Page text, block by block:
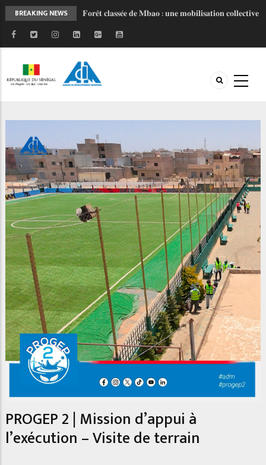
BREAKING NEWS
𝐅𝐨𝐫𝐞̂𝐭 𝐜𝐥𝐚𝐬𝐬𝐞́𝐞 𝐝𝐞 𝐌𝐛𝐚𝐨 : 𝐮𝐧𝐞 𝐦𝐨𝐛𝐢𝐥𝐢𝐬𝐚𝐭𝐢𝐨𝐧 𝐜𝐨𝐥𝐥𝐞𝐜𝐭𝐢𝐯𝐞
𝐩𝐨𝐮𝐫 𝐮𝐧 𝐚𝐯𝐞𝐧𝐢𝐫 𝐩𝐥𝐮𝐬 𝐫𝐞́𝐬𝐢𝐥𝐢𝐞𝐧𝐭
𝐋𝐚𝐧𝐜𝐞𝐦𝐞𝐧𝐭 𝐝𝐞 𝐥’𝐎𝐁𝐅𝐈𝐋𝐎𝐂 : 𝐔𝐧 𝐧𝐨𝐮𝐯𝐞𝐥 𝐨𝐮𝐭𝐢𝐥 𝐩𝐨𝐮𝐫
𝐏𝐑𝐎𝐆𝐄𝐏 𝟐 - 𝐅𝐚𝐜𝐞 𝐚̀ 𝐥'𝐡𝐢𝐯𝐞𝐫𝐧𝐚𝐠𝐞, 𝐥𝐚 𝐦𝐨𝐛𝐢𝐥𝐢𝐬𝐚𝐭𝐢𝐨𝐧
𝐜𝐨𝐧𝐭𝐢𝐧𝐮𝐞
𝐉𝐎𝐉 𝐃𝐚𝐤𝐚𝐫 𝟐𝟎𝟐𝟔 : 𝐒𝐚𝐧𝐠𝐚𝐥𝐤𝐚𝐦 𝐬𝐞 𝐦𝐨𝐛𝐢𝐥𝐢𝐬𝐞 𝐚𝐮 𝐜𝐨𝐭𝐞́
𝐓𝐞𝐜𝐡𝐧𝐢𝐪𝐮𝐞 𝐫𝐞𝐧𝐟𝐨𝐫𝐜𝐞 𝐥𝐚 𝐜𝐨𝐨𝐫𝐝𝐢𝐧𝐚𝐭𝐢𝐨𝐧 𝐝𝐞𝐬 𝐚𝐜𝐭𝐞𝐮𝐫𝐬
PROGEP 2 | Mission d’appui à
l’exécution – Visite de terrain